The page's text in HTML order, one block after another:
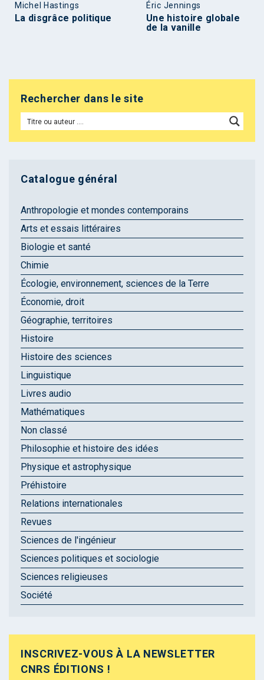
Michel Hastings
La disgrâce politique
Éric Jennings
Une histoire globale
de la vanille
Rechercher dans le site
Catalogue général
Anthropologie et mondes contemporains
Arts et essais littéraires
Biologie et santé
Chimie
Écologie, environnement, sciences de la Terre
Économie, droit
Géographie, territoires
Histoire
Histoire des sciences
Linguistique
Livres audio
Mathématiques
Non classé
Philosophie et histoire des idées
Physique et astrophysique
Préhistoire
Relations internationales
Revues
Sciences de l'ingénieur
Sciences politiques et sociologie
Sciences religieuses
Société
INSCRIVEZ-VOUS À LA NEWSLETTER
CNRS ÉDITIONS !